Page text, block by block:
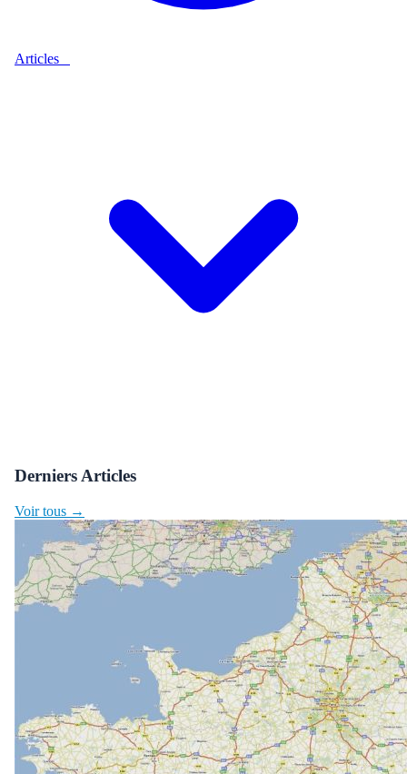
Articles
Derniers Articles
Voir tous →